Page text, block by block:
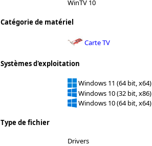
WinTV 10
Catégorie de matériel
Carte TV
Systèmes d'exploitation
Windows 11 (64 bit, x64)
Windows 10 (32 bit, x86)
Windows 10 (64 bit, x64)
Type de fichier
Drivers